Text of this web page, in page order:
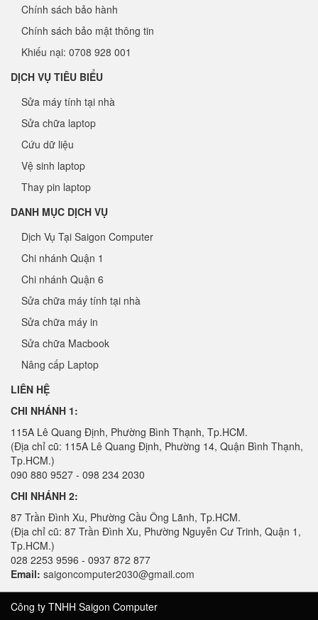
Chính sách bảo hành
Chính sách bảo mật thông tin
Khiếu nại: 0708 928 001
DỊCH VỤ TIÊU BIỂU
Sửa máy tính tại nhà
Sửa chữa laptop
Cứu dữ liệu
Vệ sinh laptop
Thay pin laptop
DANH MỤC DỊCH VỤ
Dịch Vụ Tại Saigon Computer
Chi nhánh Quận 1
Chi nhánh Quận 6
Sửa chữa máy tính tại nhà
Sửa chữa máy in
Sửa chữa Macbook
Nâng cấp Laptop
LIÊN HỆ
CHI NHÁNH 1:
115A Lê Quang Định, Phường Bình Thạnh, Tp.HCM.
(Địa chỉ cũ: 115A Lê Quang Định, Phường 14, Quận Bình Thạnh,
Tp.HCM.)
090 880 9527 - 098 234 2030
CHI NHÁNH 2:
87 Trần Đình Xu, Phường Cầu Ông Lãnh, Tp.HCM.
(Địa chỉ cũ: 87 Trần Đình Xu, Phường Nguyễn Cư Trinh, Quận 1,
Tp.HCM.)
028 2253 9596 - 0937 872 877
Email: saigoncomputer2030@gmail.com
Công ty TNHH Saigon Computer